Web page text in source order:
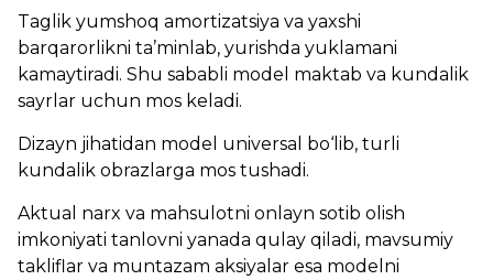
Taglik yumshoq amortizatsiya va yaxshi
barqarorlikni ta’minlab, yurishda yuklamani
kamaytiradi. Shu sababli model maktab va kundalik
sayrlar uchun mos keladi.
Dizayn jihatidan model universal bo‘lib, turli
kundalik obrazlarga mos tushadi.
Aktual narx va mahsulotni onlayn sotib olish
imkoniyati tanlovni yanada qulay qiladi, mavsumiy
takliflar va muntazam aksiyalar esa modelni